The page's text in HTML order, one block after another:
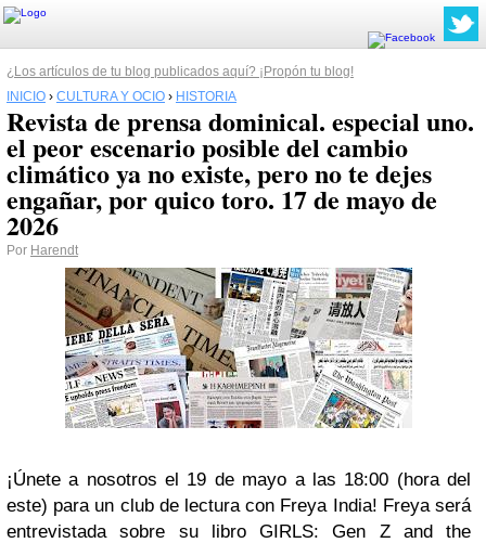
¿Los artículos de tu blog publicados aquí? ¡Propón tu blog!
INICIO › CULTURA Y OCIO › HISTORIA
Revista de prensa dominical. especial uno.
el peor escenario posible del cambio
climático ya no existe, pero no te dejes
engañar, por quico toro. 17 de mayo de
2026
Por Harendt
¡Únete a nosotros el 19 de mayo a las 18:00 (hora del
este) para un club de lectura con Freya India! Freya será
entrevistada sobre su libro GIRLS: Gen Z and the